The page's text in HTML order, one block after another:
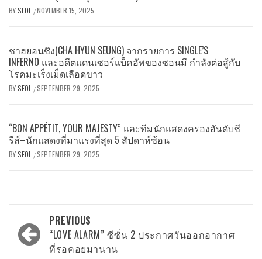
BYSEOL /NOVEMBER 15, 2025
ชาฮยอนซึง(CHA HYUN SEUNG) จากรายการ SINGLE’S
INFERNO และอดีตแดนเซอร์แบ็คอัพของซอนมี กำลังต่อสู้กับ
โรคมะเร็งเม็ดเลือดขาว
BYSEOL /SEPTEMBER 29, 2025
“BON APPÉTIT, YOUR MAJESTY” และทีมนักแสดงครองอันดับซี
รีส์–นักแสดงที่มาแรงที่สุด 5 สัปดาห์ซ้อน
BYSEOL /SEPTEMBER 29, 2025
Post
navigation
PREVIOUS
“LOVE ALARM” ซีซั่น 2 ประกาศวันออกอากาศ
ที่รอคอยมานาน